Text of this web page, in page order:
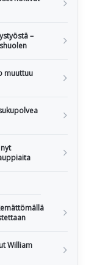
–
muuttuu
William